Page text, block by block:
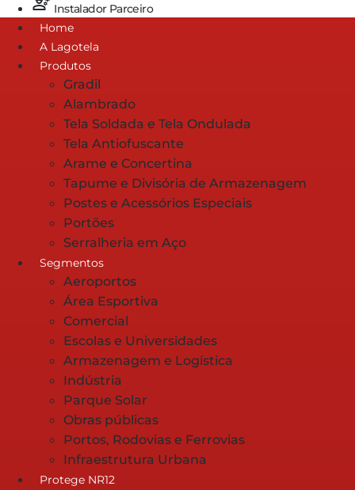
Instalador Parceiro
Home
A Lagotela
Produtos
Gradil
Alambrado
Tela Soldada e Tela Ondulada
Tela Antiofuscante
Arame e Concertina
Tapume e Divisória de Armazenagem
Postes e Acessórios Especiais
Portões
Serralheria em Aço
Segmentos
Aeroportos
Área Esportiva
Comercial
Escolas e Universidades
Armazenagem e Logística
Indústria
Parque Solar
Obras públicas
Portos, Rodovias e Ferrovias
Infraestrutura Urbana
Protege NR12